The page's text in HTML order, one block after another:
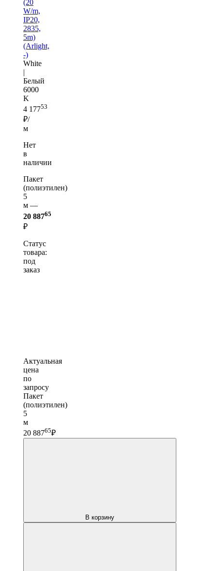
(20
W/m,
IP20,
2835,
5m)
(Arlight,
-)
White
|
Белый
6000
K
4 17753
₽/
м
Нет
в
наличии
Пакет
(полиэтилен)
5
м —
20 88765
₽
Статус
товара:
под
заказ
Актуальная
цена
по
запросу
Пакет
(полиэтилен)
5
м
20 88765₽
В корзину